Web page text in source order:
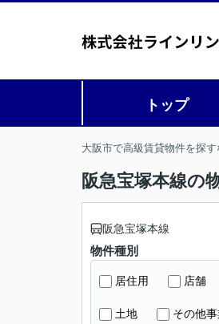
トップ
大阪市で高級賃貸物件を探
阪急宝塚本線の
阪急宝塚本線
物件種別
居住用 店舗
土地 その他事